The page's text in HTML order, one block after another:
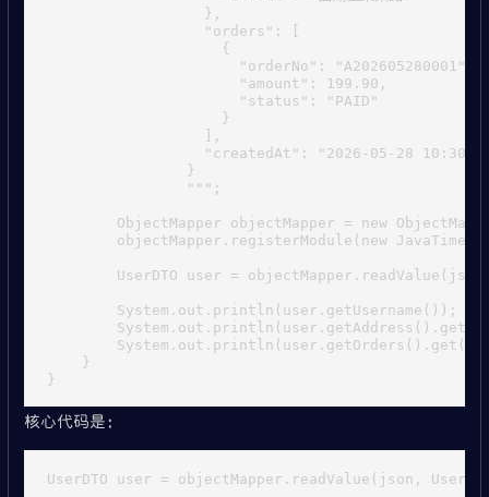
                  },
                  "orders": [
                    {
                      "orderNo": "A202605280001",
                      "amount": 199.90,
                      "status": "PAID"
                    }
                  ],
"createdAt": "2026-05-28
                }
                """;
ObjectMapper objectMapper = new
objectMapper.registerModule(new
UserDTO user =
        System.out.println(user.getUsername());
    }
核心代码是：